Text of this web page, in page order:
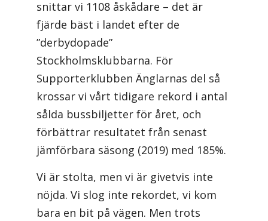
snittar vi 1108 åskådare – det är
fjärde bäst i landet efter de
”derbydopade”
Stockholmsklubbarna. För
Supporterklubben Änglarnas del så
krossar vi vårt tidigare rekord i antal
sålda bussbiljetter för året, och
förbättrar resultatet från senast
jämförbara säsong (2019) med 185%.
Vi är stolta, men vi är givetvis inte
nöjda. Vi slog inte rekordet, vi kom
bara en bit på vägen. Men trots